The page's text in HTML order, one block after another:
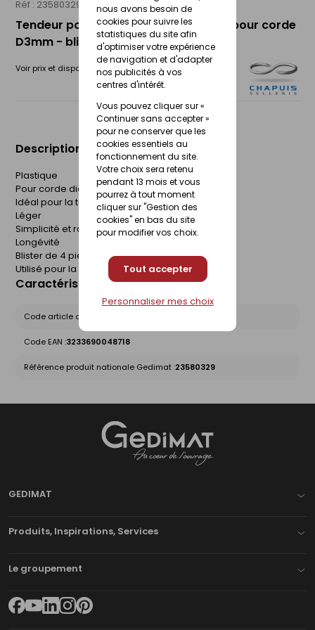
nous avons besoin de
cookies pour suivre les
statistiques du site afin
d'optimiser votre expérience
de navigation et d'adapter
nos publicités à vos
centres d'intérêt.
Vous pouvez cliquer sur «
Continuer sans accepter »
pour ne conserver que les
cookies essentiels au
fonctionnement du site.
Votre choix sera retenu
pendant 13 mois et vous
pourrez à tout moment
cliquer sur "Gestion des
cookies" en bas du site
pour modifier vos choix.
Tout accepter
Personnaliser mes choix
Réf : 23580329 CHAPUIS
Tendeur pour corde à linge plastique pour corde
D3mm - blister de 4 pièces
Voir prix et disponibilité en magasin
Description du produit
Plastique
Pour corde diamètre 3 mm
Idéal pour la tension d'une corde
Léger
Simplicité et rapidité d'utilisation
Longévité
Blister de 4 pièces.
Utilisé pour la tension de corde à linge.
Caractéristiques du produit
Code article chez le fournisseur :
Code EAN :3233690048718
Référence produit nationale Gedimat :23580329
GEDIMAT
Produits, Inspirations, Services
Le groupement